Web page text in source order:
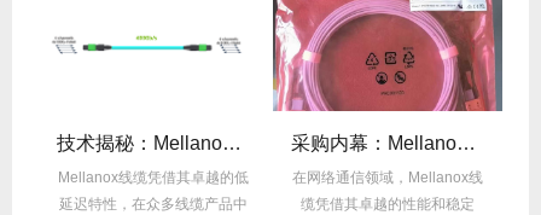
技术揭秘：Mellanox线缆低延迟背后的“信号优化”黑科技！
Mellanox线缆凭借其卓越的低
延迟特性，在众多线缆产品中
采购内幕：Mellanox线缆验真3步走，假货休想蒙混过关！
在网络通信领域，Mellanox线
缆凭借其卓越的性能和稳定